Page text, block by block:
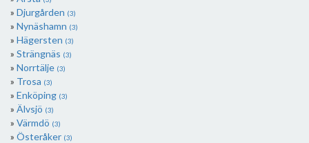
Djurgården (3)
Nynäshamn (3)
Hägersten (3)
Strängnäs (3)
Norrtälje (3)
Trosa (3)
Enköping (3)
Älvsjö (3)
Värmdö (3)
Österåker (3)